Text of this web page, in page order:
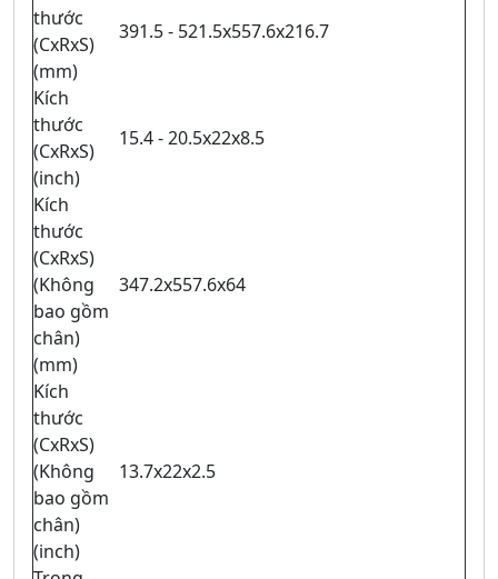
thước
(CxRxS)
(mm)
391.5 - 521.5x557.6x216.7
Kích
thước
(CxRxS)
(inch)
15.4 - 20.5x22x8.5
Kích
thước
(CxRxS)
(Không
bao gồm
chân)
(mm)
347.2x557.6x64
Kích
thước
(CxRxS)
(Không
bao gồm
chân)
(inch)
13.7x22x2.5